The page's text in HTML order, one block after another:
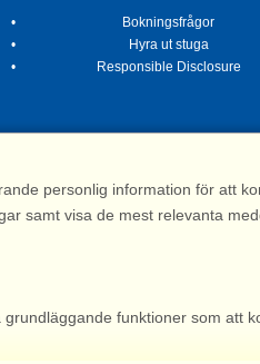
Bokningsfrågor
Hyra ut stuga
Responsible Disclosure
311 32 Falkenberg | Sverige
personlig information för att
samt visa de mest relevanta
funktioner som att